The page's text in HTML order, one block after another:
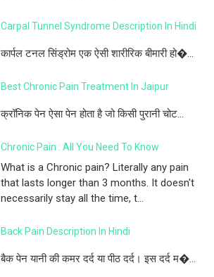
Carpal Tunnel Syndrome Description In Hindi
कार्पल टनल सिंड्रोम एक ऐसी शारीरिक बीमारी हो�...
Best Chronic Pain Treatment In Jaipur
क्रॉनिक पेन ऐसा पेन होता है जो किसी पुरानी चोट...
Chronic Pain : All You Need To Know
What is a Chronic pain? Literally any pain
that lasts longer than 3 months. It doesn't
necessarily stay all the time, t...
Back Pain Description In Hindi
बैक पेन यानी की कमर दर्द या पीठ दर्द। इस दर्द म�...